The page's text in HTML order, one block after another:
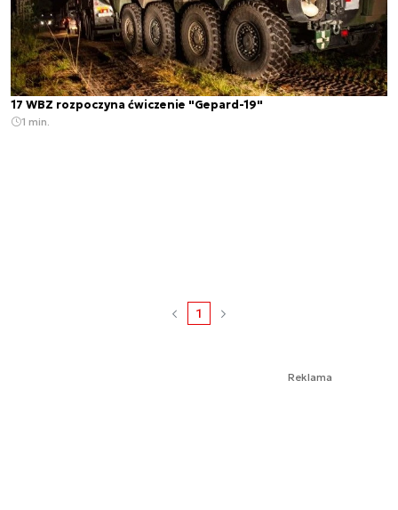
17 WBZ rozpoczyna ćwiczenie "Gepard-19"
1 min.
1
Reklama